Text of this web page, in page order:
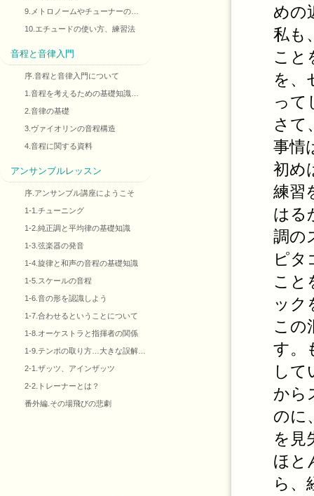
めの
私も
こと
を、
って
さて
事情
初め
練習
はる
調の
ピタ
こと
ック
この
す。
して
から
のに
を見
ほと
ら、
9.メトロノームやチューナーの…
10.エチュードの使い方、練習法
音程と音律入門
序.音程と音律入門について
1.音程を考えるための基礎知識…
2.音律の基礎
3.ヴァイオリンの音程構造
4.音程に関する資料
アンサンブルレッスン
序.アンサンブル講座にようこそ
1-1.チューニング
1-2.純正調と平均律の基礎知識
1-3.弦楽器の発音
1-4.旋律と和声の音程の基礎知識
1-5.スケールの音程
1-6.音の形を認識しよう
1-7.合わせるということについて
1-8.オーケストラと指揮者の関係
1-9.テンポの取り方…大きな誤解…
2-1.ザッツ、アインザッツ
2-2.トレーナーとは？
番外編.その場飛びの悲劇